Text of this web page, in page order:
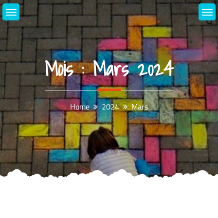
Skip
to
content
Mois :Mars 2024
Home 2024 Mars